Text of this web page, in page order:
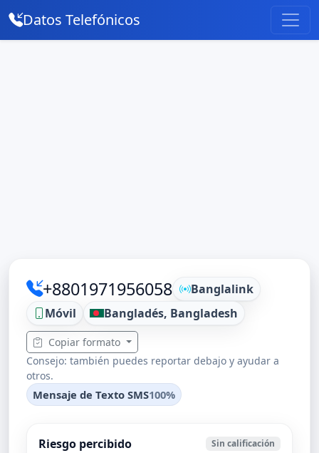
Datos Telefónicos
+8801971956058
Banglalink
Móvil
Bangladés, Bangladesh
Copiar formato
Consejo: también puedes reportar debajo y ayudar a
otros.
Mensaje de Texto SMS100%
Riesgo percibido Sin calificación